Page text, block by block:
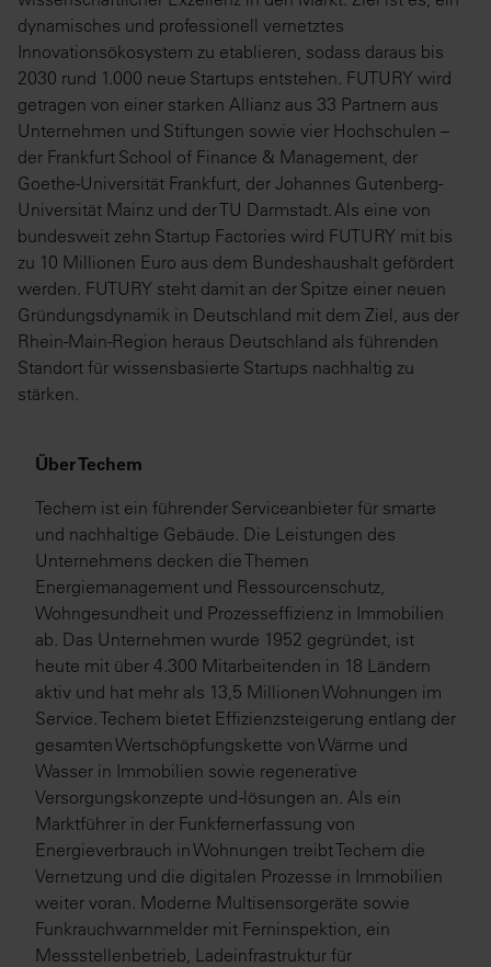
dynamisches und professionell vernetztes
Innovationsökosystem zu etablieren, sodass daraus bis
2030 rund 1.000 neue Startups entstehen. FUTURY wird
getragen von einer starken Allianz aus 33 Partnern aus
Unternehmen und Stiftungen sowie vier Hochschulen –
der Frankfurt School of Finance & Management, der
Goethe-Universität Frankfurt, der Johannes Gutenberg-
Universität Mainz und der TU Darmstadt. Als eine von
bundesweit zehn Startup Factories wird FUTURY mit bis
zu 10 Millionen Euro aus dem Bundeshaushalt gefördert
werden. FUTURY steht damit an der Spitze einer neuen
Gründungsdynamik in Deutschland mit dem Ziel, aus der
Rhein-Main-Region heraus Deutschland als führenden
Standort für wissensbasierte Startups nachhaltig zu
stärken.
Über Techem
Techem ist ein führender Serviceanbieter für smarte
und nachhaltige Gebäude. Die Leistungen des
Unternehmens decken die Themen
Energiemanagement und Ressourcenschutz,
Wohngesundheit und Prozesseffizienz in Immobilien
ab. Das Unternehmen wurde 1952 gegründet, ist
heute mit über 4.300 Mitarbeitenden in 18 Ländern
aktiv und hat mehr als 13,5 Millionen Wohnungen im
Service. Techem bietet Effizienzsteigerung entlang der
gesamten Wertschöpfungskette von Wärme und
Wasser in Immobilien sowie regenerative
Versorgungskonzepte und -lösungen an. Als ein
Marktführer in der Funkfernerfassung von
Energieverbrauch in Wohnungen treibt Techem die
Vernetzung und die digitalen Prozesse in Immobilien
weiter voran. Moderne Multisensorgeräte sowie
Funkrauchwarnmelder mit Ferninspektion, ein
Messstellenbetrieb, Ladeinfrastruktur für